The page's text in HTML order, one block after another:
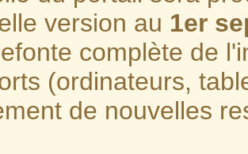
version au 1er
complète de
(ordinateurs,
de nouvelles